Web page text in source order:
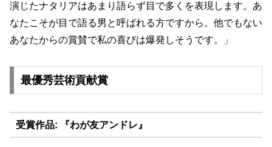
演じたナタリアはあまり語らず目で多くを表現します。 あ
なたこそが目で語る男と呼ばれる方ですから。 他でもない
あなたからの賞賛で私の喜びは爆発しそうです。」
最優秀芸術貢献賞
受賞作品: 『わが友アンドレ』